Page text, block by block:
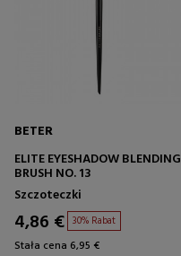
BETER
ELITE EYESHADOW BLENDING
BRUSH NO. 13
Szczoteczki
4,86 € 30% Rabat
Stała cena 6,95 €